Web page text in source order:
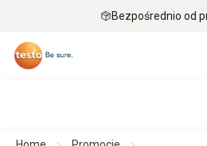
Bezpośrednio od